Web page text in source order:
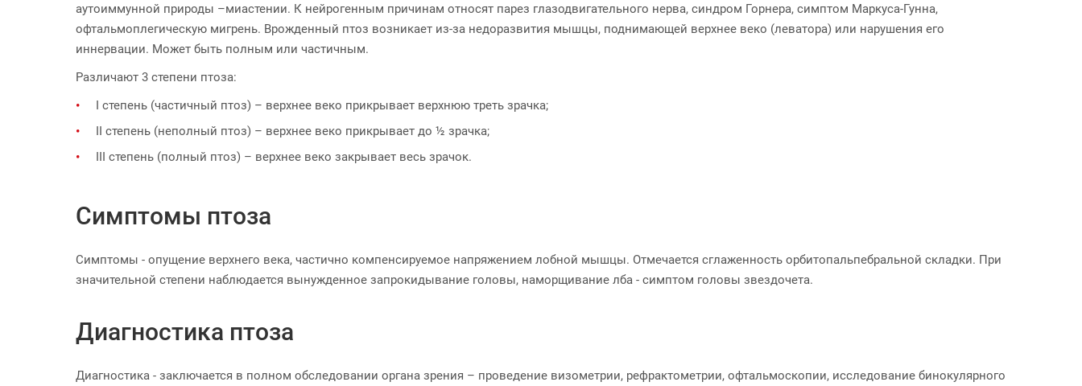
аутоиммунной природы –миастении. К нейрогенным причинам относят парез глазодвигательного нерва, синдром Горнера, симптом Маркуса-Гунна,
офтальмоплегическую мигрень. Врожденный птоз возникает из-за недоразвития мышцы, поднимающей верхнее веко (леватора) или нарушения его
иннервации. Может быть полным или частичным.
Различают 3 степени птоза:
I степень (частичный птоз) – верхнее веко прикрывает верхнюю треть зрачка;
II степень (неполный птоз) – верхнее веко прикрывает до ½ зрачка;
III степень (полный птоз) – верхнее веко закрывает весь зрачок.
Симптомы птоза
Симптомы - опущение верхнего века, частично компенсируемое напряжением лобной мышцы. Отмечается сглаженность орбитопальпебральной складки. При
значительной степени наблюдается вынужденное запрокидывание головы, наморщивание лба - симптом головы звездочета.
Диагностика птоза
Диагностика - заключается в полном обследовании органа зрения – проведение визометрии, рефрактометрии, офтальмоскопии, исследование бинокулярного